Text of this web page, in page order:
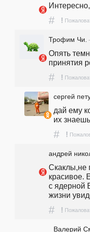
# !
Трофим Чи.
Опять
принятия
# !
сергей
дай ему
их
# !
андpeй
Скаклы,не
красивое.
с ядерной
жизни
# !
Валерий